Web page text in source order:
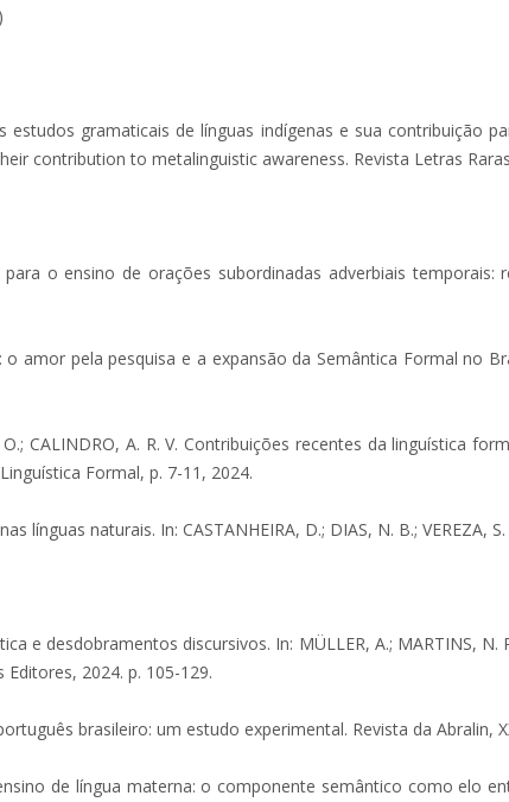
estudos gramaticais de línguas indígenas e sua contribuição
contribution to metalinguistic awareness. Revista Letras
para o ensino de orações subordinadas adverbiais
o amor pela pesquisa e a expansão da Semântica Formal no
O.; CALINDRO, A. R. V. Contribuições recentes da linguística
Formal, p. 7-11, 2024.
línguas naturais. In: CASTANHEIRA, D.; DIAS, N. B.;
e desdobramentos discursivos. In: MÜLLER, A.; MARTINS,
2024. p. 105-129.
brasileiro: um estudo experimental. Revista da Abralin,
de língua materna: o componente semântico como elo